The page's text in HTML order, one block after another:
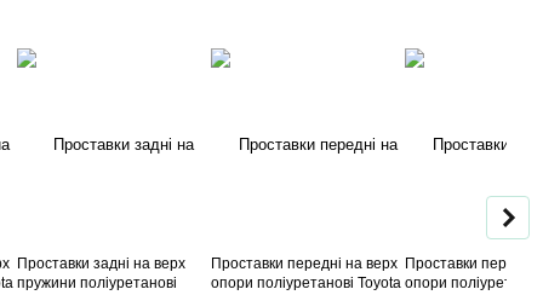
Проставки задні на верх
пружини поліуретанові
Проставки передні на верх
опори поліуретанові Toyota
Проставки передні
опори